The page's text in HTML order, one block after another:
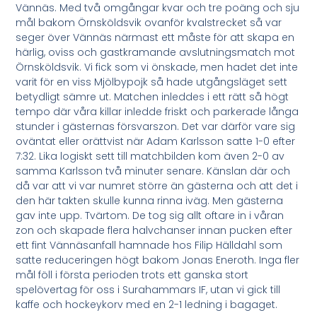
Vännäs. Med två omgångar kvar och tre poäng och sju
mål bakom Örnsköldsvik ovanför kvalstrecket så var
seger över Vännäs närmast ett måste för att skapa en
härlig, oviss och gastkramande avslutningsmatch mot
Örnsköldsvik. Vi fick som vi önskade, men hadet det inte
varit för en viss Mjölbypojk så hade utgångsläget sett
betydligt sämre ut. Matchen inleddes i ett rätt så högt
tempo där våra killar inledde friskt och parkerade långa
stunder i gästernas försvarszon. Det var därför vare sig
oväntat eller orättvist när Adam Karlsson satte 1-0 efter
7:32. Lika logiskt sett till matchbilden kom även 2-0 av
samma Karlsson två minuter senare. Känslan där och
då var att vi var numret större än gästerna och att det i
den här takten skulle kunna rinna iväg. Men gästerna
gav inte upp. Tvärtom. De tog sig allt oftare in i våran
zon och skapade flera halvchanser innan pucken efter
ett fint Vännäsanfall hamnade hos Filip Hälldahl som
satte reduceringen högt bakom Jonas Eneroth. Inga fler
mål föll i första perioden trots ett ganska stort
spelövertag för oss i Surahammars IF, utan vi gick till
kaffe och hockeykorv med en 2-1 ledning i bagaget.